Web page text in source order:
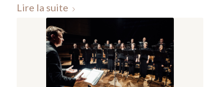
Lire la suite